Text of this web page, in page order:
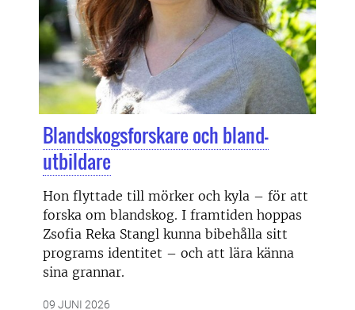
Blandskogsforskare och bland-
utbildare
Hon flyttade till mörker och kyla – för att
forska om blandskog. I framtiden hoppas
Zsofia Reka Stangl kunna bibehålla sitt
programs identitet – och att lära känna
sina grannar.
09 JUNI 2026